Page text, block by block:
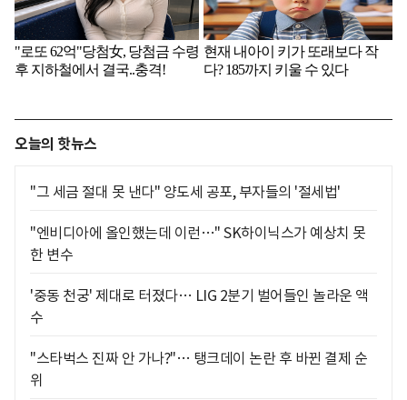
오늘의 핫뉴스
"그 세금 절대 못 낸다" 양도세 공포, 부자들의 '절세법'
"엔비디아에 올인했는데 이런…" SK하이닉스가 예상치 못
한 변수
'중동 천궁' 제대로 터졌다… LIG 2분기 벌어들인 놀라운 액
수
"스타벅스 진짜 안 가나?"… 탱크데이 논란 후 바뀐 결제 순
위